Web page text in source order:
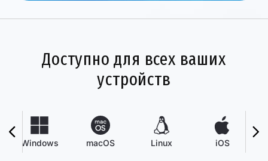
Доступно для всех ваших
устройств
Windows macOS Linux iOS